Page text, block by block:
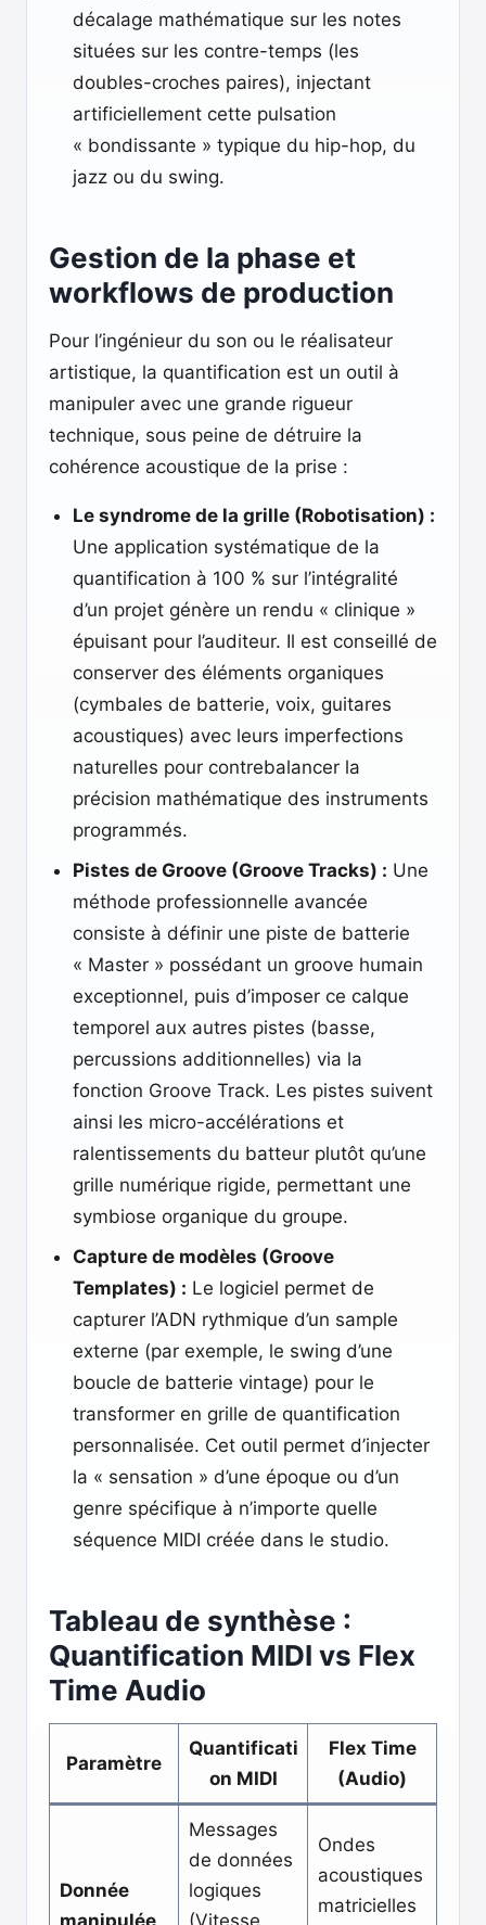
décalage mathématique sur les notes
situées sur les contre-temps (les
doubles-croches paires), injectant
artificiellement cette pulsation
« bondissante » typique du hip-hop, du
jazz ou du swing.
Gestion de la phase et
workflows de production
Pour l’ingénieur du son ou le réalisateur
artistique, la quantification est un outil à
manipuler avec une grande rigueur
technique, sous peine de détruire la
cohérence acoustique de la prise :
Le syndrome de la grille (Robotisation) :
Une application systématique de la
quantification à 100 % sur l’intégralité
d’un projet génère un rendu « clinique »
épuisant pour l’auditeur. Il est conseillé de
conserver des éléments organiques
(cymbales de batterie, voix, guitares
acoustiques) avec leurs imperfections
naturelles pour contrebalancer la
précision mathématique des instruments
programmés.
Pistes de Groove (Groove Tracks) : Une
méthode professionnelle avancée
consiste à définir une piste de batterie
« Master » possédant un groove humain
exceptionnel, puis d’imposer ce calque
temporel aux autres pistes (basse,
percussions additionnelles) via la
fonction Groove Track. Les pistes suivent
ainsi les micro-accélérations et
ralentissements du batteur plutôt qu’une
grille numérique rigide, permettant une
symbiose organique du groupe.
Capture de modèles (Groove
Templates) : Le logiciel permet de
capturer l’ADN rythmique d’un sample
externe (par exemple, le swing d’une
boucle de batterie vintage) pour le
transformer en grille de quantification
personnalisée. Cet outil permet d’injecter
la « sensation » d’une époque ou d’un
genre spécifique à n’importe quelle
séquence MIDI créée dans le studio.
Tableau de synthèse :
Quantification MIDI vs Flex
Time Audio
Paramètre
Quantificati
on MIDI
Flex Time
(Audio)
Donnée
manipulée
Messages
de données
logiques
(Vitesse,
Ondes
acoustiques
matricielles